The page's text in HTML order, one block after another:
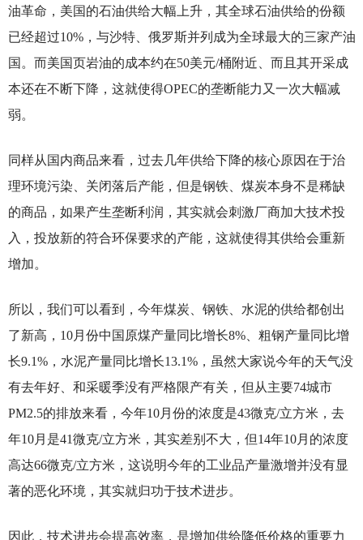
油革命，美国的石油供给大幅上升，其全球石油供给的份额
已经超过10%，与沙特、俄罗斯并列成为全球最大的三家产油
国。而美国页岩油的成本约在50美元/桶附近、而且其开采成
本还在不断下降，这就使得OPEC的垄断能力又一次大幅减
弱。
同样从国内商品来看，过去几年供给下降的核心原因在于治
理环境污染、关闭落后产能，但是钢铁、煤炭本身不是稀缺
的商品，如果产生垄断利润，其实就会刺激厂商加大技术投
入，投放新的符合环保要求的产能，这就使得其供给会重新
增加。
所以，我们可以看到，今年煤炭、钢铁、水泥的供给都创出
了新高，10月份中国原煤产量同比增长8%、粗钢产量同比增
长9.1%，水泥产量同比增长13.1%，虽然大家说今年的天气没
有去年好、和采暖季没有严格限产有关，但从主要74城市
PM2.5的排放来看，今年10月份的浓度是43微克/立方米，去
年10月是41微克/立方米，其实差别不大，但14年10月的浓度
高达66微克/立方米，这说明今年的工业品产量激增并没有显
著的恶化环境，其实就归功于技术进步。
因此，技术进步会提高效率，是增加供给降低价格的重要力